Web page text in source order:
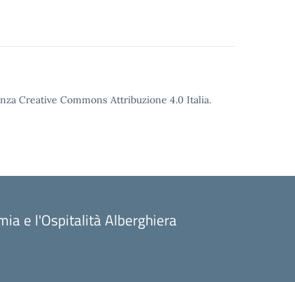
Creative Commons Attribuzione 4.0 Italia.
e l'Ospitalità Alberghiera